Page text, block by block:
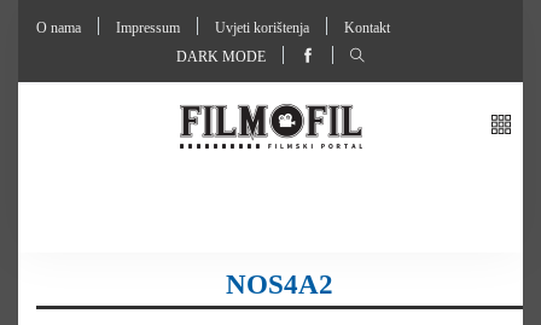
O nama Impressum Uvjeti korištenja
Kontakt
DARK MODE
NOS4A2